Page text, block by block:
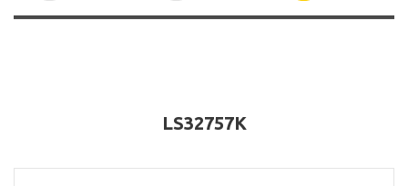
LS32757K